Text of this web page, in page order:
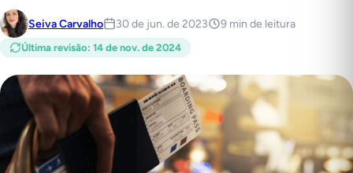
Seiva Carvalho 30 de jun. de 2023 9 min de leitura
Última revisão: 14 de nov. de 2024